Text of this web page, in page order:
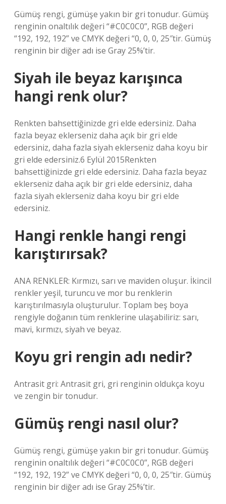
Gümüş rengi, gümüşe yakın bir gri tonudur. Gümüş
renginin onaltılık değeri “#C0C0C0”, RGB değeri
“192, 192, 192” ve CMYK değeri “0, 0, 0, 25″tir. Gümüş
renginin bir diğer adı ise Gray 25%’tir.
Siyah ile beyaz karışınca
hangi renk olur?
Renkten bahsettiğinizde gri elde edersiniz. Daha
fazla beyaz eklerseniz daha açık bir gri elde
edersiniz, daha fazla siyah eklerseniz daha koyu bir
gri elde edersiniz.6 Eylül 2015Renkten
bahsettiğinizde gri elde edersiniz. Daha fazla beyaz
eklerseniz daha açık bir gri elde edersiniz, daha
fazla siyah eklerseniz daha koyu bir gri elde
edersiniz.
Hangi renkle hangi rengi
karıştırırsak?
ANA RENKLER: Kırmızı, sarı ve maviden oluşur. İkincil
renkler yeşil, turuncu ve mor bu renklerin
karıştırılmasıyla oluşturulur. Toplam beş boya
rengiyle doğanın tüm renklerine ulaşabiliriz: sarı,
mavi, kırmızı, siyah ve beyaz.
Koyu gri rengin adı nedir?
Antrasit gri: Antrasit gri, gri renginin oldukça koyu
ve zengin bir tonudur.
Gümüş rengi nasıl olur?
Gümüş rengi, gümüşe yakın bir gri tonudur. Gümüş
renginin onaltılık değeri “#C0C0C0”, RGB değeri
“192, 192, 192” ve CMYK değeri “0, 0, 0, 25″tir. Gümüş
renginin bir diğer adı ise Gray 25%’tir.